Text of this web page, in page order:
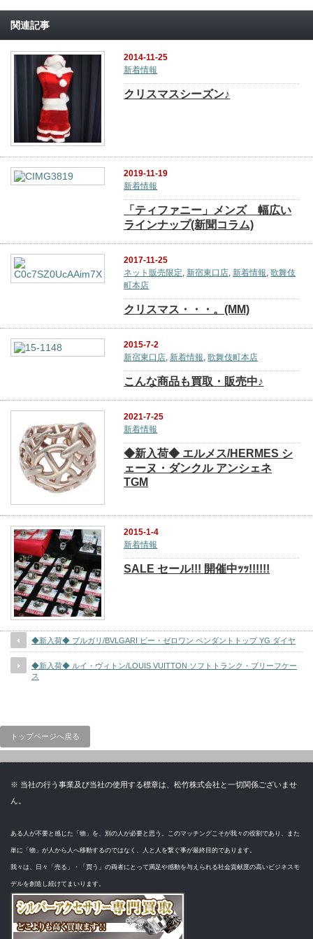
関連記事
2014-11-25
新着情報
クリスマスシーズン♪
2019-11-19
新着情報
「ティファニー」メンズ 幅広い
ラインナップ(新聞コラム)
2017-11-25
ネット販売限定 新宿東口店 新着情報 ,歌舞伎
町本店
クリスマス・・・。(MM)
2015-7-2
新宿東口店 新着情報 ,歌舞伎町本店
こんな商品も買取・販売中♪
2021-7-25
新着情報
◆新入荷◆ エルメス/HERMES シ
ェーヌ・ダンクル アンシェネ
TGM
2015-1-4
新着情報
SALE セール!!! 開催中ｯｯ!!!!!!
◆新入荷◆ ブルガリ/BVLGARI ビー・ゼロワン ペンダントトップ YG ダイヤ
◆新入荷◆ ルイ・ヴィトン/LOUIS VUITTON ソフトトランク・ブリーフケー
ス
トップページへ戻る
※ 当社の行う事業及び当社の使用する標章は、松竹株式会社と一切関係ございませ
ん。
ある人が不要と感じた「物」を、別の人が必要と思う。このマッチングこそが我々の役割であり、また
単に「物」が人から人へ移動するのではなく、人と人を繋ぐ事が最終目的であります。
我々は、日々「売る」・「買う」の両者にとって満足や感動を与えられる社会貢献度の高いビジネスモ
デルを創造し続けてまいります。